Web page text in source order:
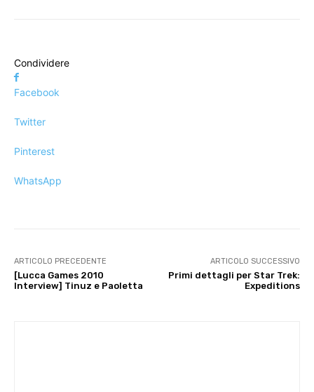
Condividere
Facebook
Twitter
Pinterest
WhatsApp
ARTICOLO PRECEDENTE
[Lucca Games 2010
Interview] Tinuz e Paoletta
ARTICOLO SUCCESSIVO
Primi dettagli per Star Trek:
Expeditions